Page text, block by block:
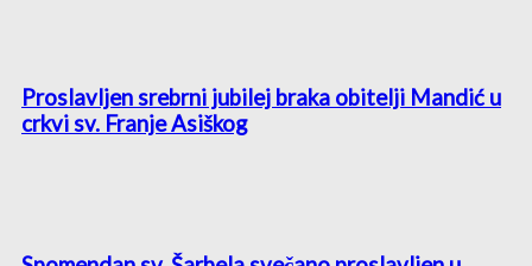
Proslavljen srebrni jubilej braka obitelji Mandić u
crkvi sv. Franje Asiškog